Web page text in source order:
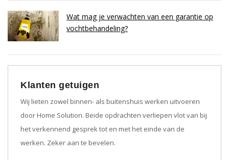
Wat mag je verwachten van een garantie op
vochtbehandeling?
Klanten getuigen
Wij lieten zowel binnen- als buitenshuis werken uitvoeren
door Home Solution. Beide opdrachten verliepen vlot van bij
het verkennend gesprek tot en met het einde van de
werken. Zeker aan te bevelen.